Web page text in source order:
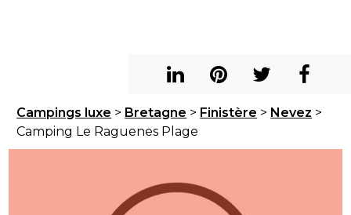
Campings luxe > Bretagne > Finistère > Nevez >
Camping Le Raguenes Plage